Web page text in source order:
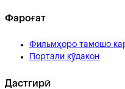
Фароғат
Фильмҳоро тамошо
Портали кӯдакон
Дастгирӣ